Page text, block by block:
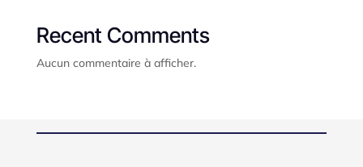
Recent Comments
Aucun commentaire à afficher.